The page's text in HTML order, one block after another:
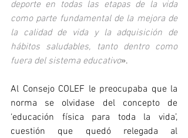
deporte en todas las etapas de la vida
como parte fundamental de la mejora de
la calidad de vida y la adquisición de
hábitos saludables, tanto dentro como
fuera del sistema educativo».
Al Consejo COLEF le preocupaba que la
norma se olvidase del concepto de
‘educación física para toda la vida’,
cuestión que quedó relegada al